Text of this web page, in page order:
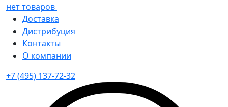
нет товаров
Доставка
Дистрибуция
Контакты
О компании
+7 (495) 137-72-32